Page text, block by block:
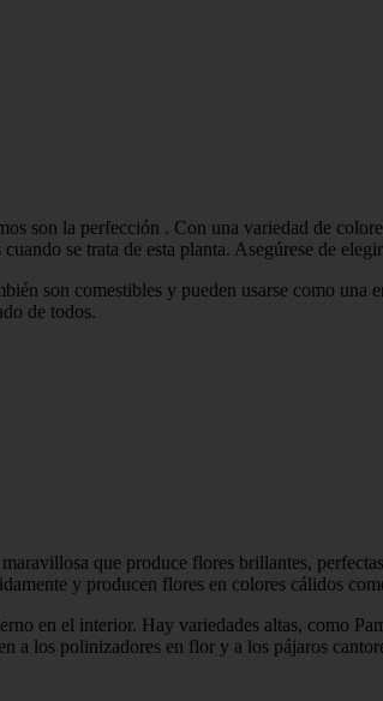
son la perfección . Con una variedad de
se trata de esta planta. Asegúrese de
son comestibles y pueden usarse como
de todos.
que produce flores brillantes,
y producen flores en colores cálidos
en el interior. Hay variedades altas, como
los polinizadores en flor y a los pájaros